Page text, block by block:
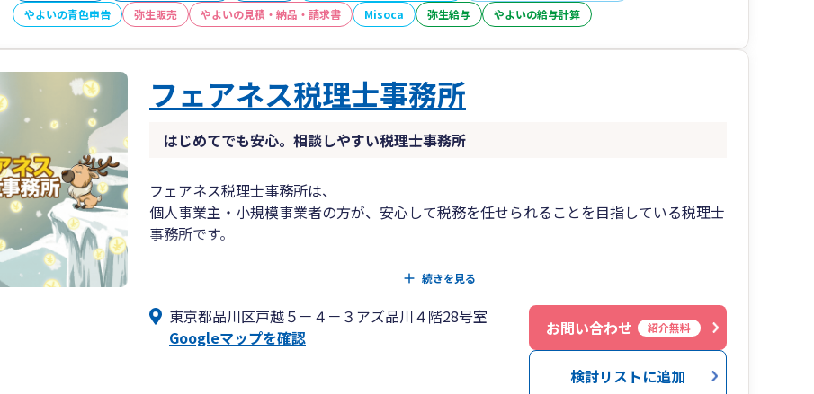
やよいの青色申告
弥生販売 やよいの見積・納品・請求書 Misoca 弥生給与 やよいの給与計算
フェアネス税理士事務所
はじめてでも安心。相談しやすい税理士事務所
フェアネス税理士事務所は、
個人事業主・小規模事業者の方が、安心して税務を任せられることを目指している税理士
事務所です。
税理士への相談が初めての方にとって、
「人によって対応が違うのではないか」
といった不安は少なくありません。
続きを見る
東京都品川区戸越５－４－３アズ品川４階28号室
Googleマップを確認
お問い合わせ 紹介無料
検討リストに追加